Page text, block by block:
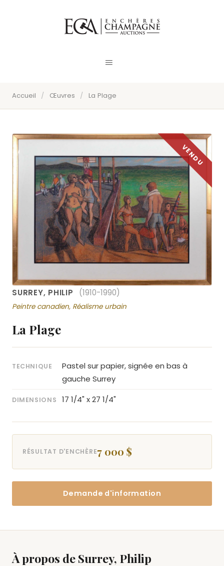
Accueil / Œuvres / La Plage
SURREY, PHILIP (1910-1990)
Peintre canadien, Réalisme urbain
La Plage
TECHNIQUE
Pastel sur papier, signée en bas à
gauche Surrey
DIMENSIONS 17 1/4" x 27 1/4"
RÉSULTAT D'ENCHÈRE7 000 $
Demande d'information
À propos de Surrey, Philip